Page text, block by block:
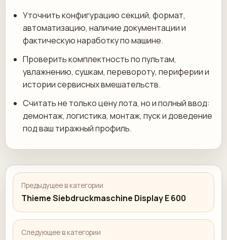
Уточнить конфигурацию секций, формат,
автоматизацию, наличие документации и
фактическую наработку по машине.
Проверить комплектность по пультам,
увлажнению, сушкам, перевороту, периферии и
истории сервисных вмешательств.
Считать не только цену лота, но и полный ввод:
демонтаж, логистика, монтаж, пуск и доведение
под ваш тиражный профиль.
Предыдущее в категории
Thieme Siebdruckmaschine Display E 600
Следующее в категории